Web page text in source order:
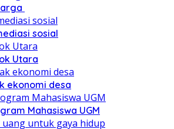
sosial
Utara
ekonomi desa
Mahasiswa UGM